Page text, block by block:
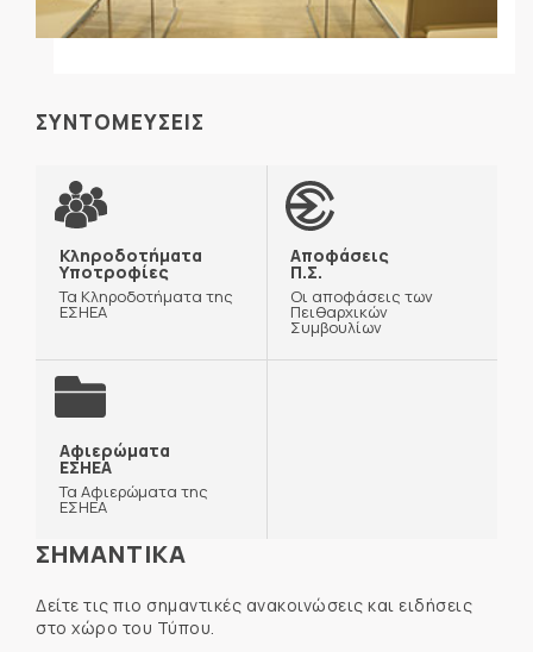
ΣΥΝΤΟΜΕΥΣΕΙΣ
Κληροδοτήματα
Υποτροφίες
Τα Κληροδοτήματα της
ΕΣΗΕΑ
Αποφάσεις
Π.Σ.
Οι αποφάσεις των
Πειθαρχικών
Συμβουλίων
Αφιερώματα
ΕΣΗΕΑ
Τα Αφιερώματα της
ΕΣΗΕΑ
ΣΗΜΑΝΤΙΚΑ
Δείτε τις πιο σημαντικές ανακοινώσεις και ειδήσεις
στο χώρο του Τύπου.